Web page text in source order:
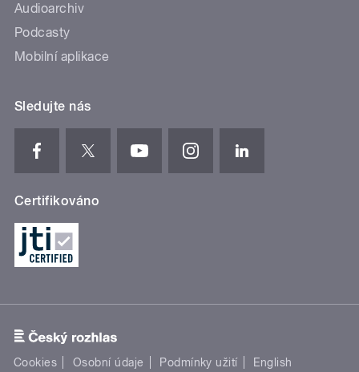
Audioarchiv
Podcasty
Mobilní aplikace
Sledujte nás
Certifikováno
Cookies Osobní údaje Podmínky užití English